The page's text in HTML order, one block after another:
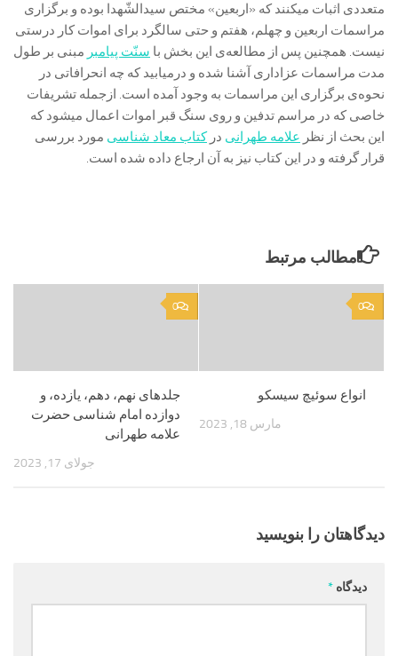
متعددی اثبات میکنند که «اربعین» مختص سیدالشّهدا بوده و برگزاری
مراسمات اربعین و چهلم، هفتم و حتی سالگرد برای اموات کار درستی
نیست. همچنین پس از مطالعه‌ی این بخش با سنّت پیامبر مبنی بر طول
مدت مراسمات عزاداری آشنا شده و درمیابید که چه انحرافاتی در
نحوه‌ی برگزاری این مراسمات به وجود آمده است. ازجمله تشریفات
خاصی که در مراسم تدفین و روی سنگ قبر اموات اعمال میشود که
این بحث از نظر علامه طهرانی درکتاب معاد شناسی مورد بررسی
قرار گرفته و در این کتاب نیز به آن ارجاع داده شده است.
مطالب مرتبط
0
جلدهای نهم، دهم، یازده، و
دوازده امام شناسی حضرت
علامه طهرانی
جولای 17, 2023
0
انواع سوئیچ سیسکو
مارس 18, 2023
دیدگاهتان را بنویسید
دیدگاه *